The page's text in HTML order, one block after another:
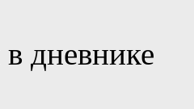
дневнике